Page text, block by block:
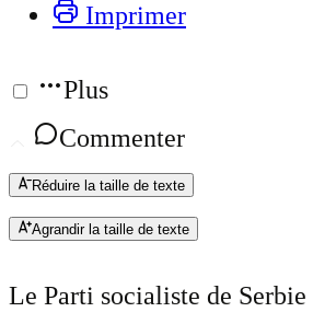
Imprimer
Plus
Commenter
Réduire la taille de texte
Agrandir la taille de texte
Le Parti socialiste de